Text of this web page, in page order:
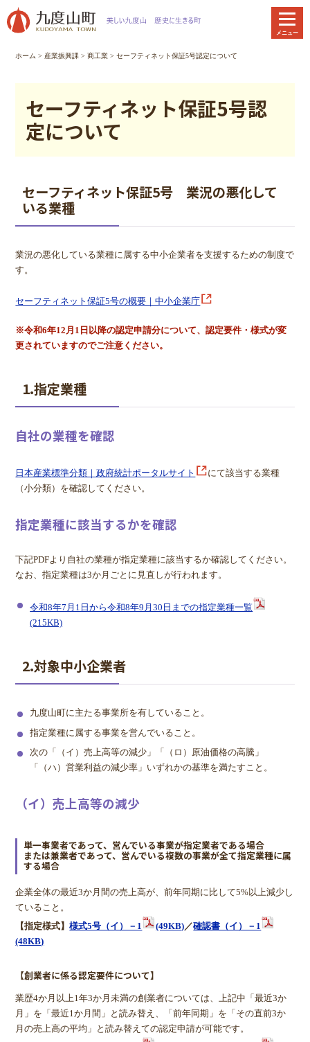
文
メニュー
ホーム > 産業振興課 >商工業 > セーフティネット保証5号認定について
セーフティネット保証5号認
定について
セーフティネット保証5号 業況の悪化して
いる業種
業況の悪化している業種に属する中小企業者を支援するための制度で
す。
セーフティネット保証5号の概要｜中小企業庁
※令和6年12月1日以降の認定申請分について、認定要件・様式が変
更されていますのでご注意ください。
1.指定業種
自社の業種を確認
日本産業標準分類｜政府統計ポータルサイト
にて該当する業種
（小分類）を確認してください。
指定業種に該当するかを確認
下記PDFより自社の業種が指定業種に該当するか確認してください。
なお、指定業種は3か月ごとに見直しが行われます。
令和8年7月1日から令和8年9月30日までの指定業種一覧
(215KB)
2.対象中小企業者
九度山町に主たる事業所を有していること。
指定業種に属する事業を営んでいること。
次の「（イ）売上高等の減少」「（ロ）原油価格の高騰」
「（ハ）営業利益の減少率」いずれかの基準を満たすこと。
（イ）売上高等の減少
単一事業者であって、営んでいる事業が指定業者である場合
または兼業者であって、営んでいる複数の事業が全て指定業種に属
する場合
企業全体の最近3か月間の売上高が、前年同期に比して5%以上減少し
ていること。
【指定様式】様式5号（イ）－1 (49KB)／確認書（イ）－1
(48KB)
【創業者に係る認定要件について】
業歴4か月以上1年3か月未満の創業者については、上記中「最近3か
月」を「最近1か月間」と読み替え、「前年同期」を「その直前3か
月の売上高の平均」と読み替えての認定申請が可能です。